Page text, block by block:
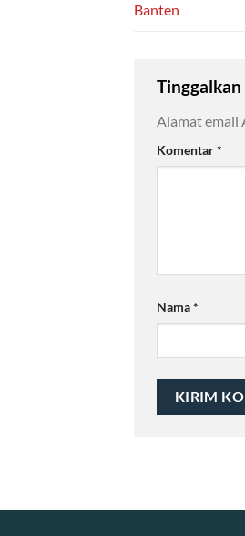
Banten
Tinggalkan
Alamat email
Komentar*
Nama*